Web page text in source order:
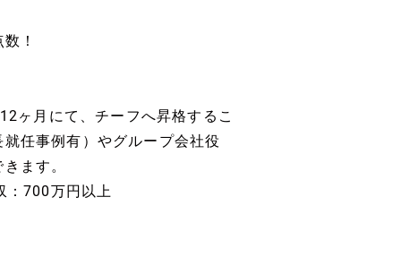
！
ヶ月にて、チーフへ昇格するこ
任事例有）やグループ会社役
ます。
：700万円以上